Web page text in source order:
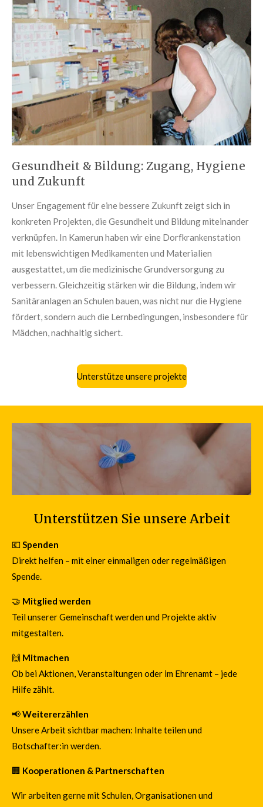
Gesundheit & Bildung: Zugang, Hygiene
und Zukunft
Unser Engagement für eine bessere Zukunft zeigt sich in
konkreten Projekten, die Gesundheit und Bildung miteinander
verknüpfen. In Kamerun haben wir eine Dorfkrankenstation
mit lebenswichtigen Medikamenten und Materialien
ausgestattet, um die medizinische Grundversorgung zu
verbessern. Gleichzeitig stärken wir die Bildung, indem wir
Sanitäranlagen an Schulen bauen, was nicht nur die Hygiene
fördert, sondern auch die Lernbedingungen, insbesondere für
Mädchen, nachhaltig sichert.
Unterstütze unsere projekte
Unterstützen Sie unsere Arbeit
💶 Spenden
Direkt helfen – mit einer einmaligen oder regelmäßigen
Spende.
🤝 Mitglied werden
Teil unserer Gemeinschaft werden und Projekte aktiv
mitgestalten.
🙌 Mitmachen
Ob bei Aktionen, Veranstaltungen oder im Ehrenamt – jede
Hilfe zählt.
📢Weitererzählen
Unsere Arbeit sichtbar machen: Inhalte teilen und
Botschafter:in werden.
🏢 Kooperationen & Partnerschaften
Wir arbeiten gerne mit Schulen, Organisationen und